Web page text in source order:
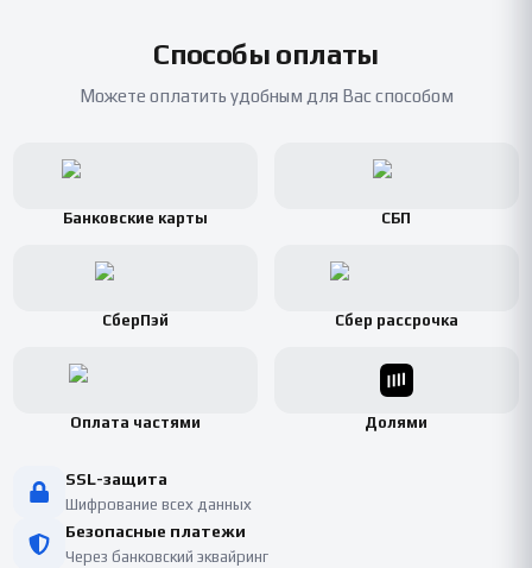
Способы оплаты
Можете оплатить удобным для Вас способом
Банковские карты СБП
СберПэй Сбер рассрочка
Оплата частями Долями
SSL-защита
Шифрование всех данных
Безопасные платежи
Через банковский эквайринг